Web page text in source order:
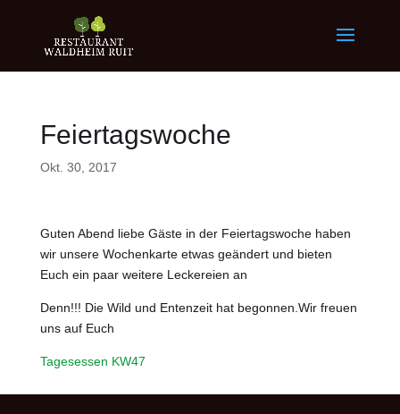
Feiertagswoche
Okt. 30, 2017
Guten Abend liebe Gäste in der Feiertagswoche haben
wir unsere Wochenkarte etwas geändert und bieten
Euch ein paar weitere Leckereien an
Denn!!! Die Wild und Entenzeit hat begonnen.Wir freuen
uns auf Euch
Tagesessen KW47